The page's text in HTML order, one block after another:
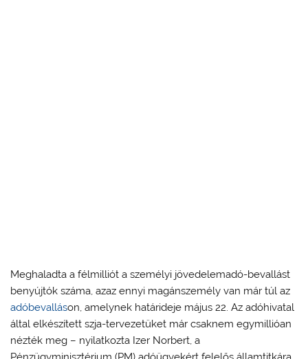
Meghaladta a félmilliót a személyi jövedelemadó-bevallást
benyújtók száma, azaz ennyi magánszemély van már túl az
adóbevalláson, amelynek határideje május 22. Az adóhivatal
által elkészített szja-tervezetüket már csaknem egymillióan
nézték meg – nyilatkozta Izer Norbert, a